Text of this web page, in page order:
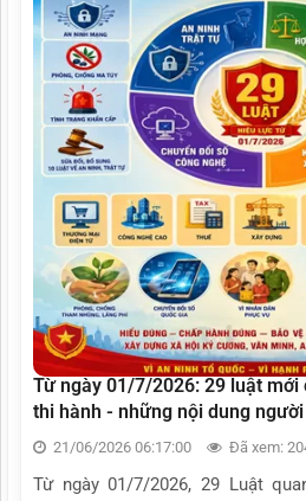
Từ ngày 01/7/2026: 29 luật
thi hành - những nội dung
21/06/2026 06:17:00 Đã xem:
Từ ngày 01/7/2026, 29 Luật